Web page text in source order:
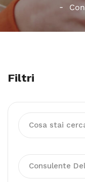
Filtri
Consulente